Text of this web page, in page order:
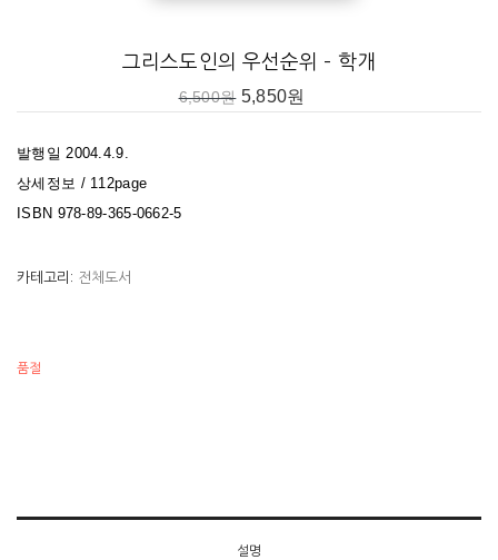
그리스도인의 우선순위 – 학개
6,500원 5,850원
발행일 2004.4.9.
상세정보 / 112page
ISBN 978-89-365-0662-5
카테고리: 전체도서
품절
설명